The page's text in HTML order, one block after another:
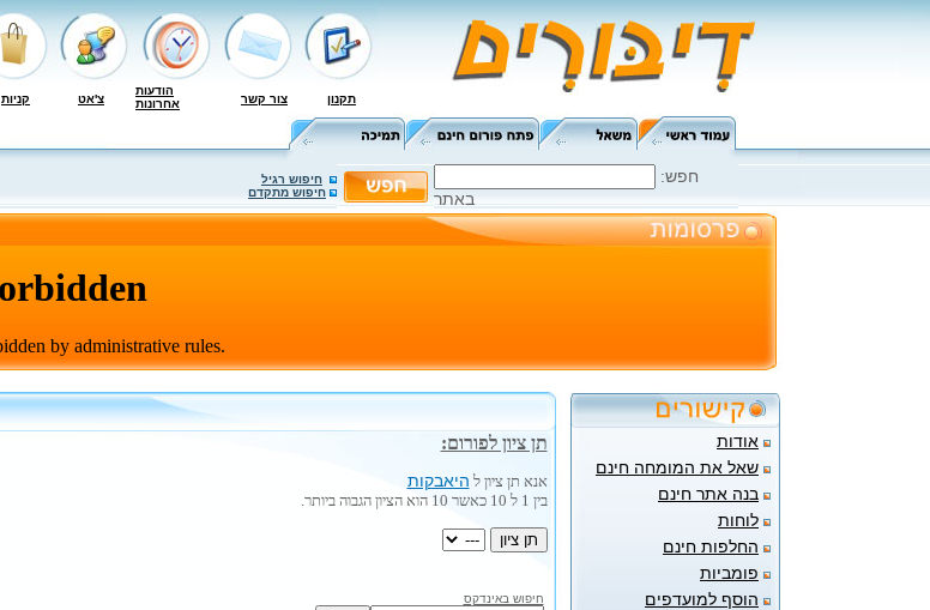
קניות צ'אט
הודעות
אחרונות
צור קשר תקנון
חיפוש רגיל
חיפוש מתקדם
:חפש
באתר
תן ציון לפורום:
אנא תן ציון ל היאבקות
בין 1 ל 10 כאשר 10 הוא הציון הגבוה ביותר.
חיפוש באינדקס
אודות
שאל את המומחה חינם
בנה אתר חינם
לוחות
החלפות חינם
פומביות
הוסף למועדפים